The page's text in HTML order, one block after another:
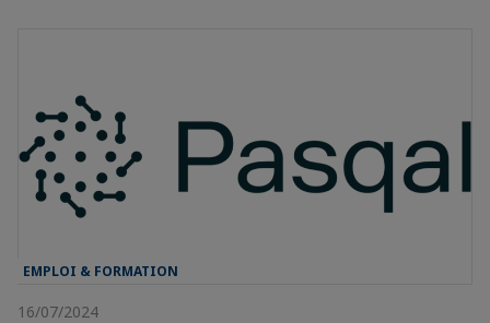
EMPLOI & FORMATION
16/07/2024